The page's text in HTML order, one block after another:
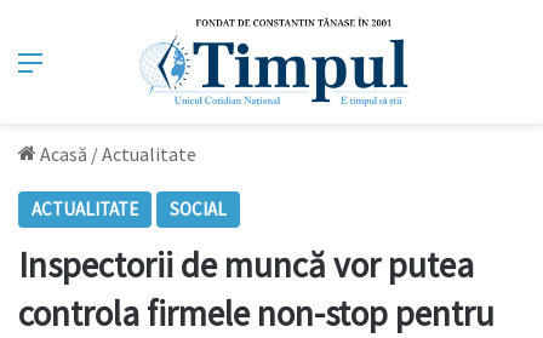
Meniu
Acasă /Actualitate
ACTUALITATE SOCIAL
Inspectorii de muncă vor putea
controla firmele non-stop pentru